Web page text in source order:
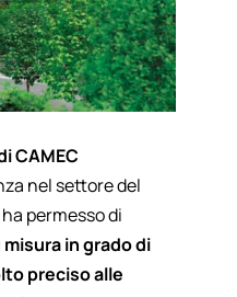
CAMEC
nel settore del
permesso di
in grado di
preciso alle